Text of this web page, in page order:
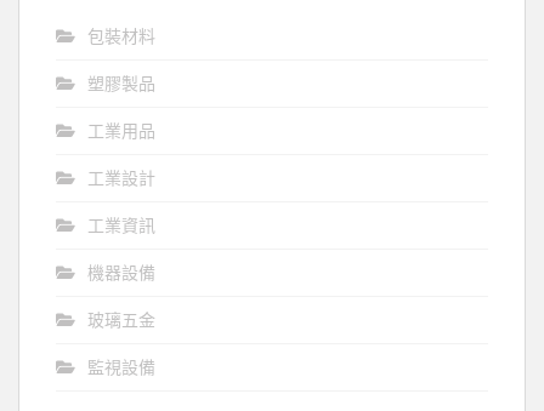
包裝材料
塑膠製品
工業用品
工業設計
工業資訊
機器設備
玻璃五金
監視設備